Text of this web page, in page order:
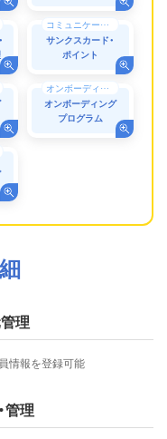
コミュニケーション
サンクスカード・
ポイント
オンボーディング
オンボーディング
プログラム
理
情報を登録可能
管理